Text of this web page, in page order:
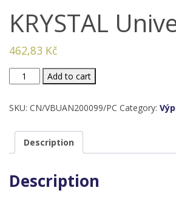
KRYSTAL
462,83 Kč
KRYSTAL
20l
Add to cart
SKU: CN/VBUAN200099/PC Category:
Description
Description